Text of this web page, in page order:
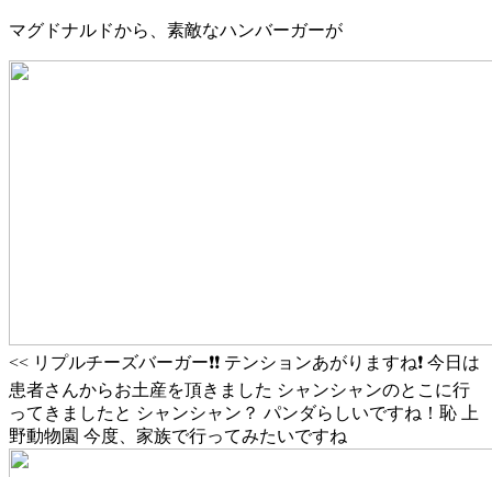
マグドナルドから、素敵なハンバーガーが
<< リプルチーズバーガー❗️❗️ テンションあがりますね❗️ 今日は
患者さんからお土産を頂きました シャンシャンのとこに行
ってきましたと シャンシャン？ パンダらしいですね！恥 上
野動物園 今度、家族で行ってみたいですね